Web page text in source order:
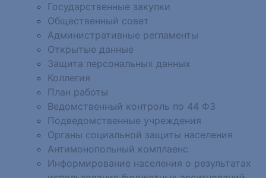
Государственные закупки
Общественный совет
Административные регламенты
Открытые данные
Защита персональных данных
Коллегия
План работы
Ведомственный контроль по 44 ФЗ
Подведомственные учреждения
Органы социальной защиты населения
Антимонопольный комплаенс
Информирование населения о результатах